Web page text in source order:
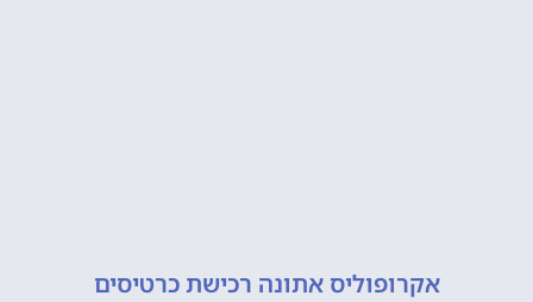
אקרופוליס אתונה רכישת כרטיסים